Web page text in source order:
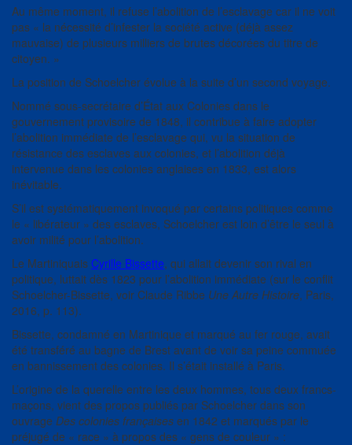
Au même moment, il refuse l’abolition de l’esclavage car il ne voit
pas « la nécessité d’infester la société active (déjà assez
mauvaise) de plusieurs milliers de brutes décorées du titre de
citoyen. »
La position de Schoelcher évolue à la suite d’un second voyage.
Nommé sous-secrétaire d’État aux Colonies dans le
gouvernement provisoire de 1848, il contribue à faire adopter
l’abolition immédiate de l’esclavage qui, vu la situation de
résistance des esclaves aux colonies, et l’abolition déjà
intervenue dans les colonies anglaises en 1833, est alors
inévitable.
S’il est systématiquement invoqué par certains politiques comme
le « libérateur » des esclaves, Schoelcher est loin d’être le seul à
avoir milité pour l’abolition.
Le Martiniquais Cyrille Bissette, qui allait devenir son rival en
politique, luttait dès 1823 pour l’abolition immédiate (sur le conflit
Schoelcher-Bissette, voir Claude Ribbe Une Autre Histoire, Paris,
2016, p. 113).
Bissette, condamné en Martinique et marqué au fer rouge, avait
été transféré au bagne de Brest avant de voir sa peine commuée
en bannissement des colonies. Il s’était installé à Paris.
L’origine de la querelle entre les deux hommes, tous deux francs-
maçons, vient des propos publiés par Schoelcher dans son
ouvrage Des colonies françaises en 1842 et marqués par le
préjugé de « race » à propos des « gens de couleur » :